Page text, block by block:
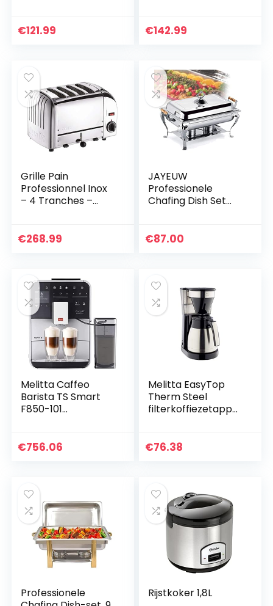
€121.99 €142.99
Grille Pain
Professionnel Inox
– 4 Tranches –
€268.99
JAYEUW
Professionele
Chafing Dish Set
warmhoudcontaine
€87.00
Melitta Caffeo
Barista TS Smart
F850-101
met melkreservoir,
€756.06
Melitta EasyTop
Therm Steel
filterkoffiezetappar
1023-10
€76.38
Professionele
Rijstkoker 1,8L